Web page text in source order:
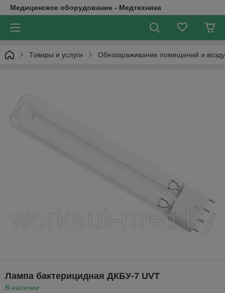
Медицинское оборудование - Медтехника
Товары и услуги Обеззараживание помещений и
Лампа бактерицидная ДКБУ-7 UVT
В наличии